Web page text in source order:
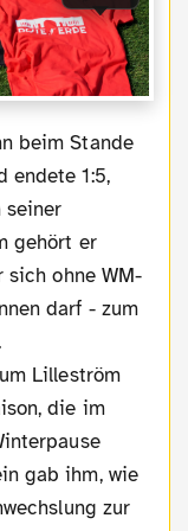
endete 1:5,
seiner
gehört er
sich ohne WM-
darf - zum
Lilleström
die im
gab ihm, wie
zur